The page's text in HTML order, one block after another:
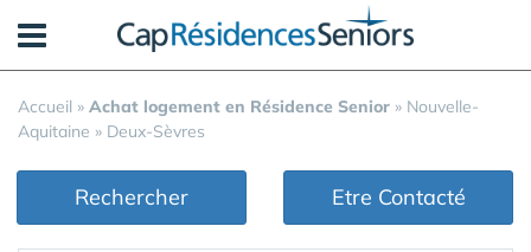
Accueil » Achat logement en Résidence Senior » Nouvelle-
Aquitaine » Deux-Sèvres
Rechercher Etre Contacté